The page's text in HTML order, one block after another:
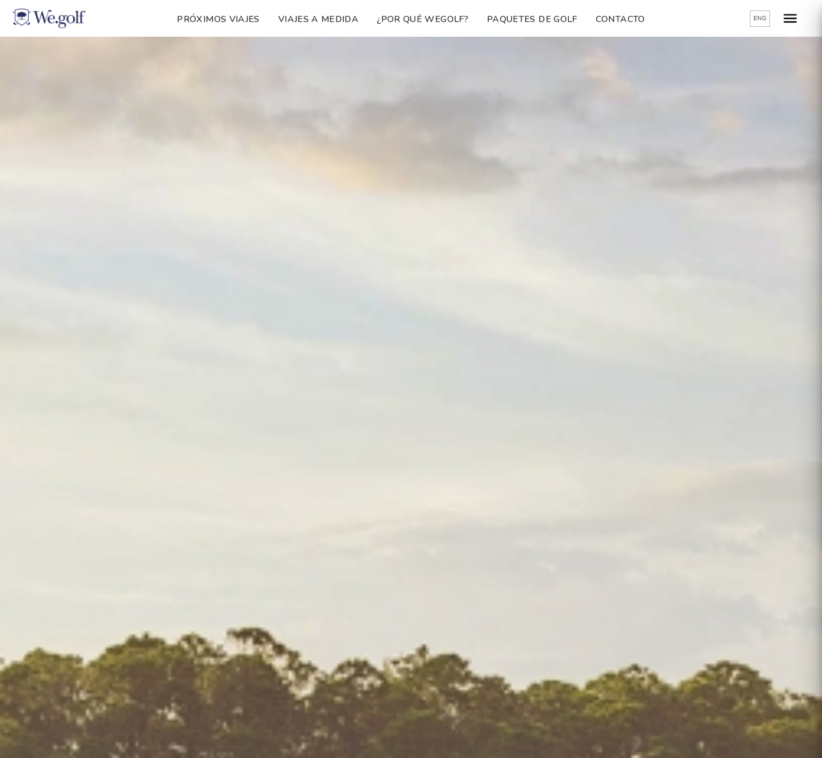
PRÓXIMOS VIAJES VIAJES A MEDIDA ¿POR QUÉ WEGOLF? PAQUETES DE GOLF CONTACTO ENG